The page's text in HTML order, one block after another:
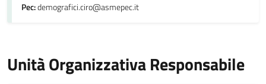
Pec:demografici.ciro@asmepec.it
Unità Organizzativa Responsabile